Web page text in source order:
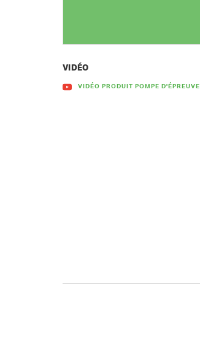
VIDÉO
VIDÉO PRODUIT POMPE D'ÉPREUVE